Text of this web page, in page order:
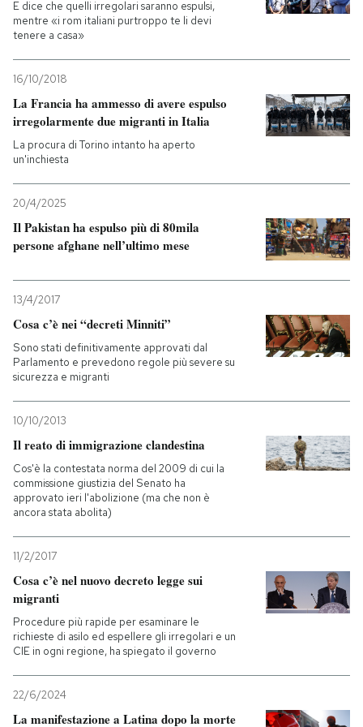
E dice che quelli irregolari saranno espulsi,
mentre «i rom italiani purtroppo te li devi
tenere a casa»
16/10/2018
La Francia ha ammesso di avere espulso
irregolarmente due migranti in Italia
La procura di Torino intanto ha aperto
un'inchiesta
20/4/2025
Il Pakistan ha espulso più di 80mila
persone afghane nell’ultimo mese
13/4/2017
Cosa c’è nei “decreti Minniti”
Sono stati definitivamente approvati dal
Parlamento e prevedono regole più severe su
sicurezza e migranti
10/10/2013
Il reato di immigrazione clandestina
Cos'è la contestata norma del 2009 di cui la
commissione giustizia del Senato ha
approvato ieri l'abolizione (ma che non è
ancora stata abolita)
11/2/2017
Cosa c’è nel nuovo decreto legge sui
migranti
Procedure più rapide per esaminare le
richieste di asilo ed espellere gli irregolari e un
CIE in ogni regione, ha spiegato il governo
22/6/2024
La manifestazione a Latina dopo la morte